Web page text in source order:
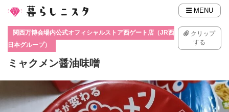
MENU
関西万博会場内公式オフィシャルストア西ゲート店（JR西
日本グループ）
クリップ
する
ミャクメン醤油味噌